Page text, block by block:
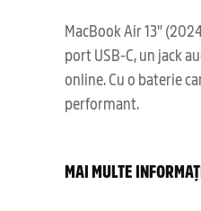
MacBook Air 13"
port USB-C, un jack
online. Cu o baterie
performant.
MAI MULTE